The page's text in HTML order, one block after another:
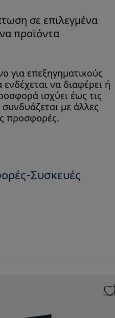
σε επιλεγμένα
προϊόντα
για επεξηγηματικούς
να διαφέρει ή
ισχύει έως τις
με άλλες
προσφορές.
Συσκευές